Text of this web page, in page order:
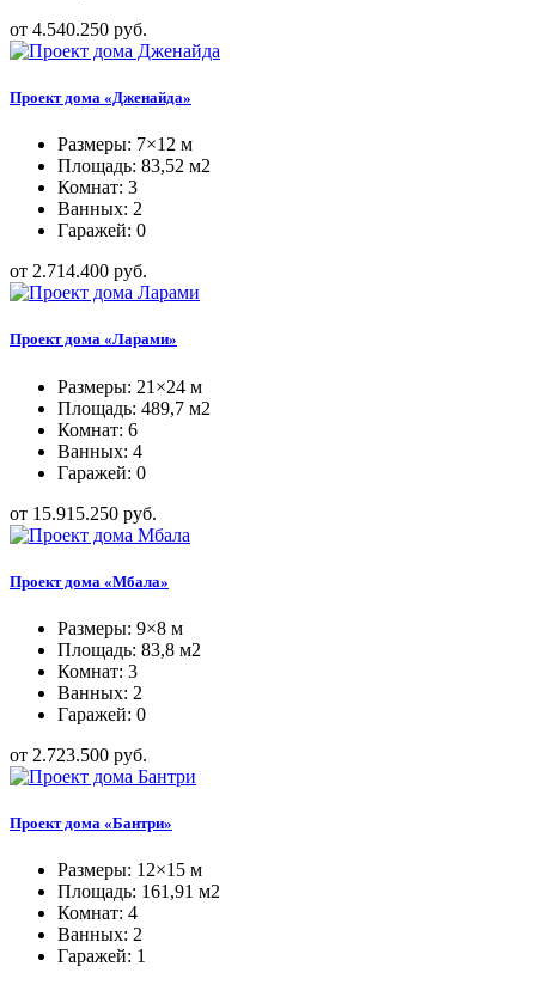
от 4.540.250 руб.
Проект дома «Дженайда»
Размеры: 7×12 м
Площадь: 83,52 м2
Комнат: 3
Ванных: 2
Гаражей: 0
от 2.714.400 руб.
Проект дома «Ларами»
Размеры: 21×24 м
Площадь: 489,7 м2
Комнат: 6
Ванных: 4
Гаражей: 0
от 15.915.250 руб.
Проект дома «Мбала»
Размеры: 9×8 м
Площадь: 83,8 м2
Комнат: 3
Ванных: 2
Гаражей: 0
от 2.723.500 руб.
Проект дома «Бантри»
Размеры: 12×15 м
Площадь: 161,91 м2
Комнат: 4
Ванных: 2
Гаражей: 1